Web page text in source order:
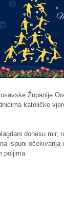
Županije
katoličke
donesu mir,
ispuni očekivanja
poljima.